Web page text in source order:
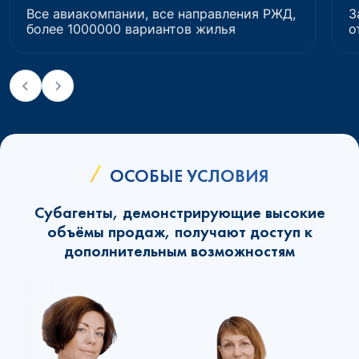
Все авиакомпании, все направления РЖД,
более 1000000 вариантов жилья
ОСОБЫЕ УСЛОВИЯ
Субагенты, демонстрирующие высокие
объёмы продаж, получают доступ к
дополнительным возможностям